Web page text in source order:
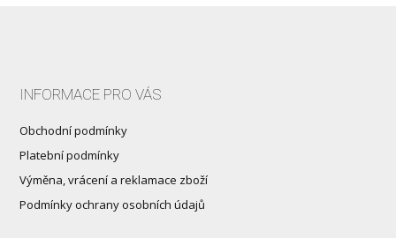
INFORMACE PRO VÁS
Obchodní podmínky
Platební podmínky
Výměna, vrácení a reklamace zboží
Podmínky ochrany osobních údajů